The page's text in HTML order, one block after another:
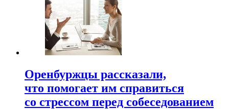
Оренбуржцы рассказали,
что помогает им справиться
со стрессом перед собеседованием